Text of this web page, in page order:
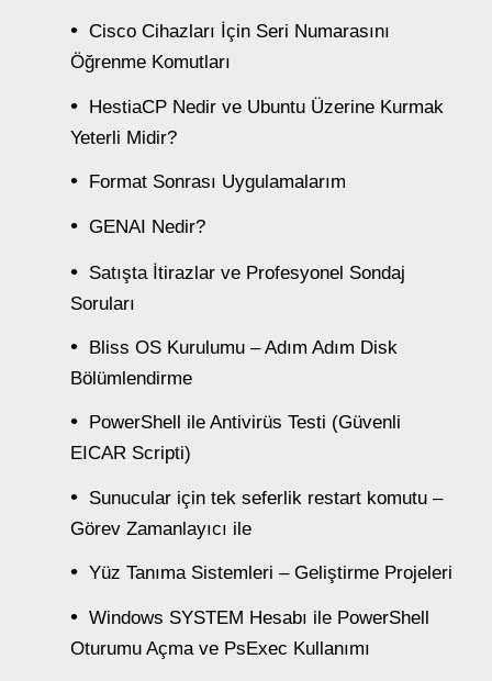
Cisco Cihazları İçin Seri Numarasını
Öğrenme Komutları
HestiaCP Nedir ve Ubuntu Üzerine Kurmak
Yeterli Midir?
Format Sonrası Uygulamalarım
GENAI Nedir?
Satışta İtirazlar ve Profesyonel Sondaj
Soruları
Bliss OS Kurulumu – Adım Adım Disk
Bölümlendirme
PowerShell ile Antivirüs Testi (Güvenli
EICAR Scripti)
Sunucular için tek seferlik restart komutu –
Görev Zamanlayıcı ile
Yüz Tanıma Sistemleri – Geliştirme Projeleri
Windows SYSTEM Hesabı ile PowerShell
Oturumu Açma ve PsExec Kullanımı